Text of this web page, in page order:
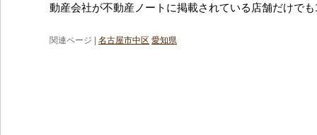
動産会社が不動産ノートに掲載されている店舗だけでも
関連ページ | 名古屋市中区 愛知県